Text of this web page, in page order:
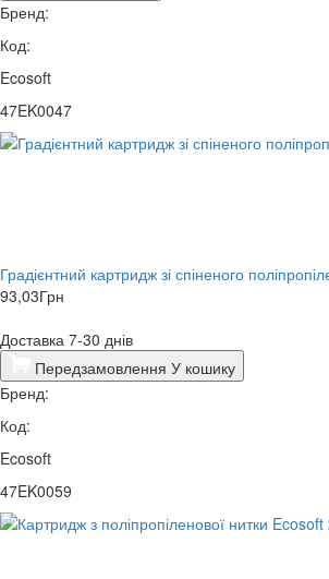
Бренд:
Код:
Ecosoft
47EK0047
Градієнтний картридж зі спіненого
93,03Грн
Доставка 7-30 днів
Передзамовлення У кошику
Бренд:
Код:
Ecosoft
47EK0059